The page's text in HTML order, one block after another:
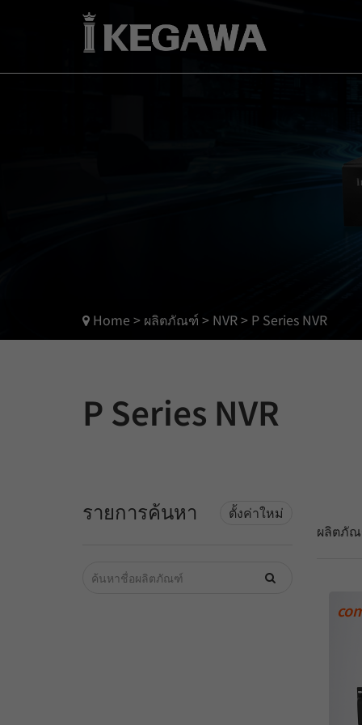
Home > ผลิตภัณฑ์ > NVR> P Series NVR
P Series NVR
รายการค้นหา
ตั้งค่าใหม่
ผลิตภั